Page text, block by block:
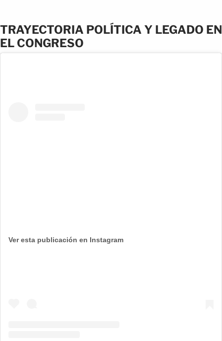
TRAYECTORIA POLÍTICA Y LEGADO EN
EL CONGRESO
Ver esta publicación en Instagram